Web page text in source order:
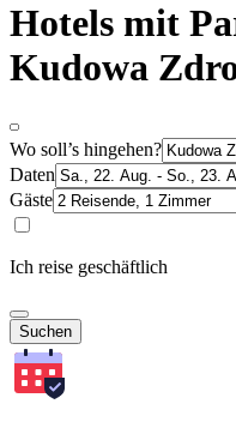
Hotels mit
Kudowa
Wo soll’s hingehen?
Daten
Gäste
Ich reise geschäftlich
Suchen